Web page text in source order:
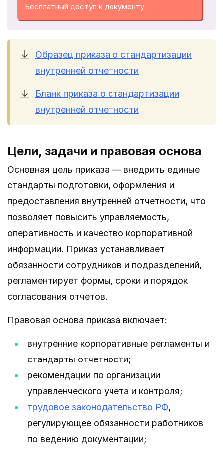
Бесплатный доступ к документу
Образец приказа о стандартизации
внутренней отчетности
Бланк приказа о стандартизации
внутренней отчетности
Цели, задачи и правовая основа
Основная цель приказа — внедрить единые
стандарты подготовки, оформления и
предоставления внутренней отчетности, что
позволяет повысить управляемость,
оперативность и качество корпоративной
информации. Приказ устанавливает
обязанности сотрудников и подразделений,
регламентирует формы, сроки и порядок
согласования отчетов.
Правовая основа приказа включает:
внутренние корпоративные регламенты и
стандарты отчетности;
рекомендации по организации
управленческого учета и контроля;
трудовое законодательство РФ,
регулирующее обязанности работников
по ведению документации;